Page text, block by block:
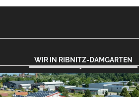
WIR IN RIBNITZ-DAMGARTEN